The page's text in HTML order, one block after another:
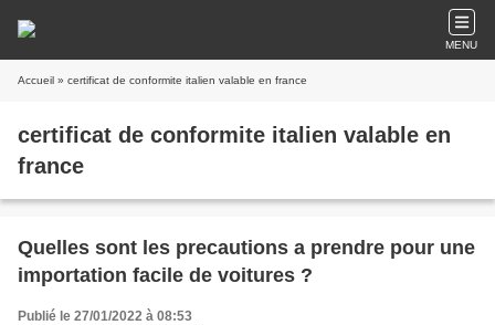
MENU
Accueil » certificat de conformite italien valable en france
certificat de conformite italien valable en
france
Quelles sont les precautions a prendre pour une
importation facile de voitures ?
Publié le 27/01/2022 à 08:53